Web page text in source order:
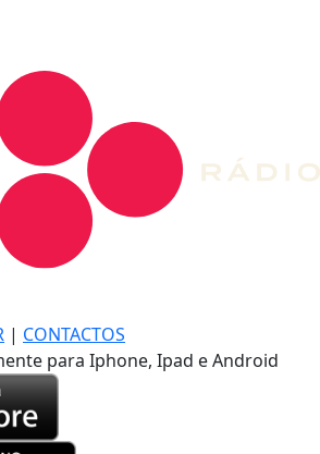
| CONTACTOS
para Iphone, Ipad e Android